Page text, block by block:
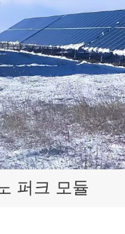
퍼크 모듈